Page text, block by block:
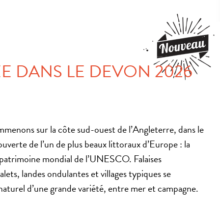
DANS LE DEVON 2026
sur la côte sud-ouest de l’Angleterre, dans le
de l’un de plus beaux littoraux d’Europe : la
mondial de l’UNESCO. Falaises
landes ondulantes et villages typiques se
d’une grande variété, entre mer et campagne.